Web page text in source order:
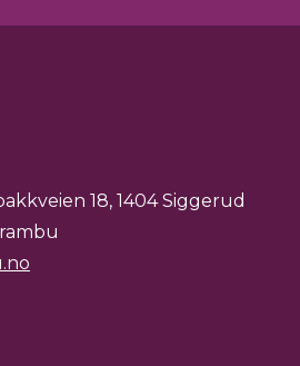
18, 1404 Siggerud